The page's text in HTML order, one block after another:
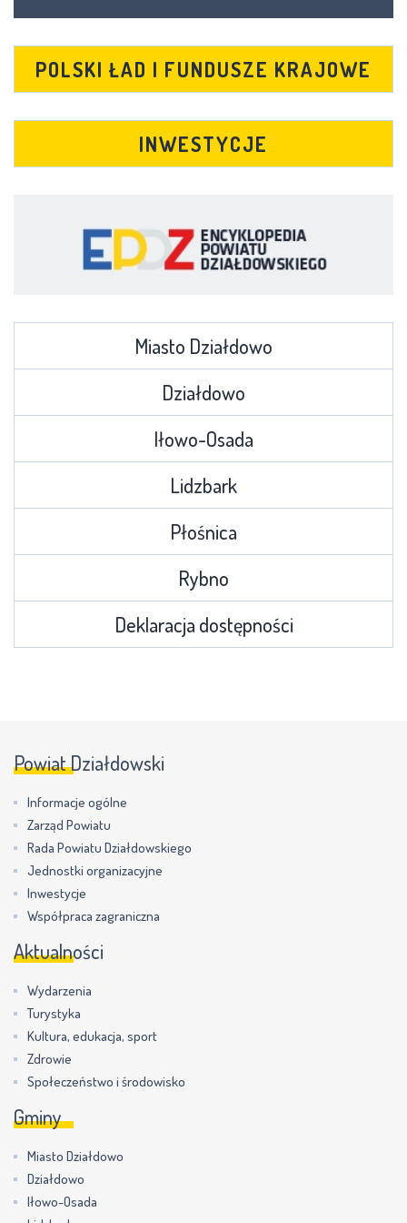
POLSKI ŁAD I FUNDUSZE KRAJOWE
INWESTYCJE
Miasto Działdowo
Działdowo
Iłowo-Osada
Lidzbark
Płośnica
Rybno
Deklaracja dostępności
Powiat Działdowski
Informacje ogólne
Zarząd Powiatu
Rada Powiatu Działdowskiego
Jednostki organizacyjne
Inwestycje
Współpraca zagraniczna
Aktualności
Wydarzenia
Turystyka
Kultura, edukacja, sport
Zdrowie
Społeczeństwo i środowisko
Gminy
Miasto Działdowo
Działdowo
Iłowo-Osada